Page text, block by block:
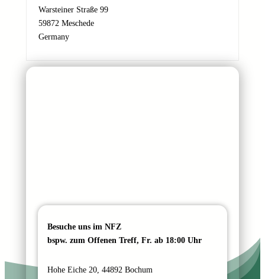
A
d
r
s
Warsteiner Straße 99
59872 Meschede
Germany
Besuche uns im NFZ
bspw. zum Offenen Treff, Fr. ab 18:00 Uhr
Hohe Eiche 20, 44892 Bochum